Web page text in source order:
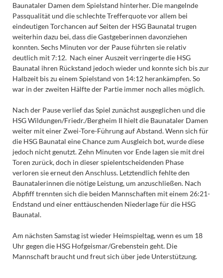
Baunataler Damen dem Spielstand hinterher. Die mangelnde
Passqualität und die schlechte Trefferquote vor allem bei
eindeutigen Torchancen auf Seiten der HSG Baunatal trugen
weiterhin dazu bei, dass die Gastgeberinnen davonziehen
konnten. Sechs Minuten vor der Pause führten sie relativ
deutlich mit 7:12. Nach einer Auszeit verringerte die HSG
Baunatal ihren Rückstand jedoch wieder und konnte sich bis zur
Halbzeit bis zu einem Spielstand von 14:12 herankämpfen. So
war in der zweiten Hälfte der Partie immer noch alles möglich.
Nach der Pause verlief das Spiel zunächst ausgeglichen und die
HSG Wildungen/Friedr./Bergheim II hielt die Baunataler Damen
weiter mit einer Zwei-Tore-Führung auf Abstand. Wenn sich für
die HSG Baunatal eine Chance zum Ausgleich bot, wurde diese
jedoch nicht genutzt. Zehn Minuten vor Ende lagen sie mit drei
Toren zurück, doch in dieser spielentscheidenden Phase
verloren sie erneut den Anschluss. Letztendlich fehlte den
Baunatalerinnen die nötige Leistung, um anzuschließen. Nach
Abpfiff trennten sich die beiden Mannschaften mit einem 26:21-
Endstand und einer enttäuschenden Niederlage für die HSG
Baunatal.
Am nächsten Samstag ist wieder Heimspieltag, wenn es um 18
Uhr gegen die HSG Hofgeismar/Grebenstein geht. Die
Mannschaft braucht und freut sich über jede Unterstützung.